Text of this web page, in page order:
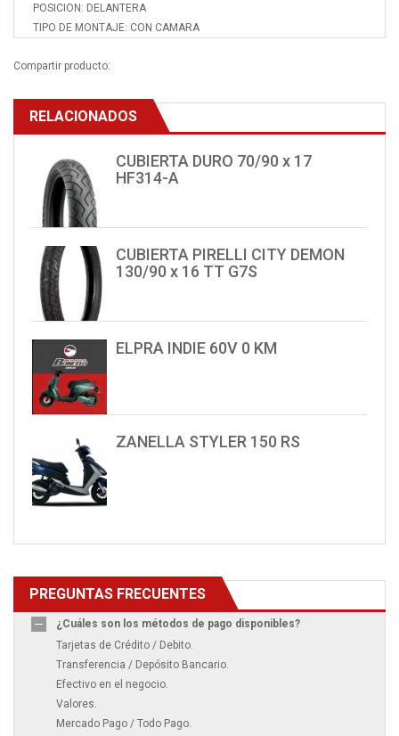
POSICION: DELANTERA
TIPO DE MONTAJE: CON CAMARA
Compartir producto:
RELACIONADOS
CUBIERTA DURO 70/90 x 17
HF314-A
CUBIERTA PIRELLI CITY DEMON
130/90 x 16 TT G7S
ELPRA INDIE 60V 0 KM
ZANELLA STYLER 150 RS
PREGUNTAS FRECUENTES
¿Cuáles son los métodos de pago disponibles?
Tarjetas de Crédito / Debito.
Transferencia / Depósito Bancario.
Efectivo en el negocio.
Valores.
Mercado Pago / Todo Pago.